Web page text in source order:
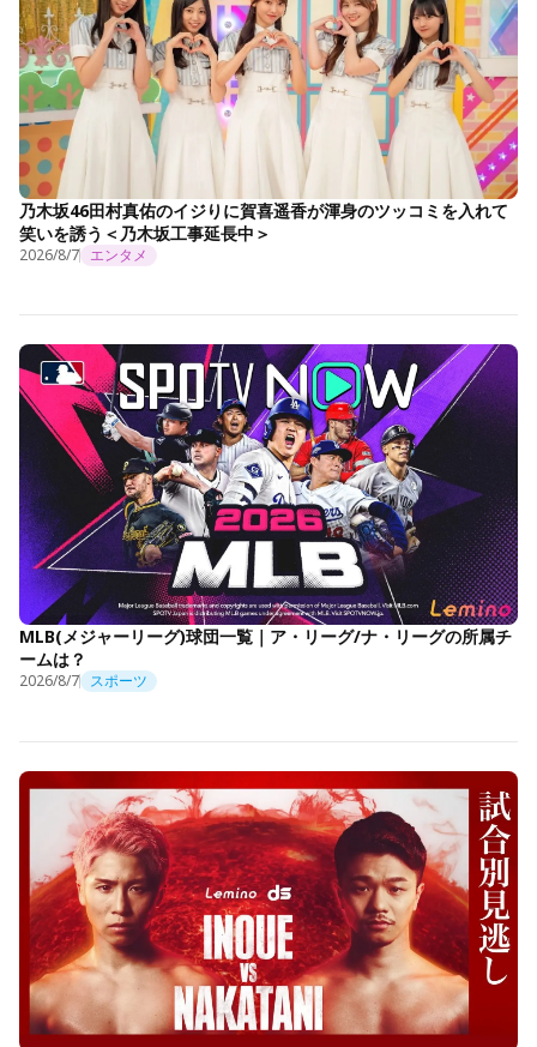
乃木坂46田村真佑のイジりに賀喜遥香が渾身のツッコミを入れて
笑いを誘う＜乃木坂工事延長中＞
2026/8/7 エンタメ
MLB(メジャーリーグ)球団一覧｜ア・リーグ/ナ・リーグの所属チ
ームは？
2026/8/7 スポーツ